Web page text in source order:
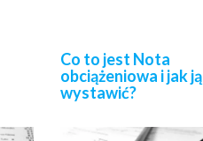
Co to jest Nota
obciążeniowa i jak ją
wystawić?